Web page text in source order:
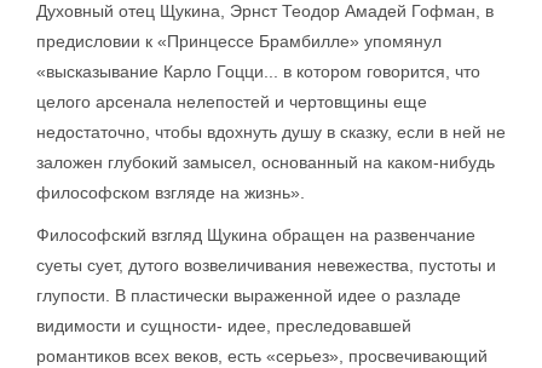
Духовный отец Щукина, Эрнст Теодор Амадей Гофман, в
предисловии к «Принцессе Брамбилле» упомянул
«высказывание Карло Гоцци... в котором говорится, что
целого арсенала нелепостей и чертовщины еще
недостаточно, чтобы вдохнуть душу в сказку, если в ней не
заложен глубокий замысел, основанный на каком-нибудь
философском взгляде на жизнь».
Философский взгляд Щукина обращен на развенчание
суеты сует, дутого возвеличивания невежества, пустоты и
глупости. В пластически выраженной идее о разладе
видимости и сущности- идее, преследовавшей
романтиков всех веков, есть «серьез», просвечивающий